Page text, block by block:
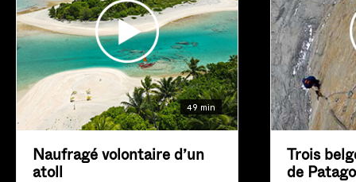
49 min
Naufragé volontaire d’un
atoll
Trois
de